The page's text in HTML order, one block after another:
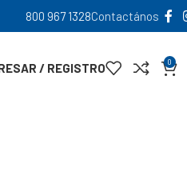
800 967 1328Contactános
/ REGISTRO 0